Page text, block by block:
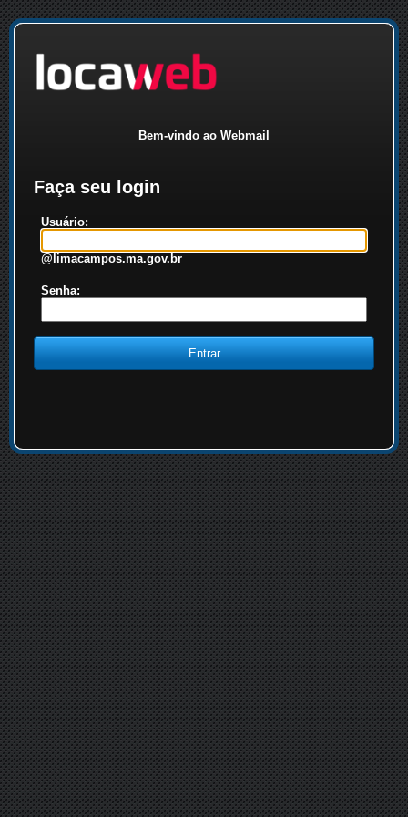
Bem-vindo ao Webmail
Faça seu login
Usuário:
@limacampos.ma.gov.br
Senha: